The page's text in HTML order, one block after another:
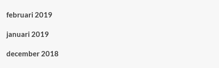
februari 2019
januari 2019
december 2018